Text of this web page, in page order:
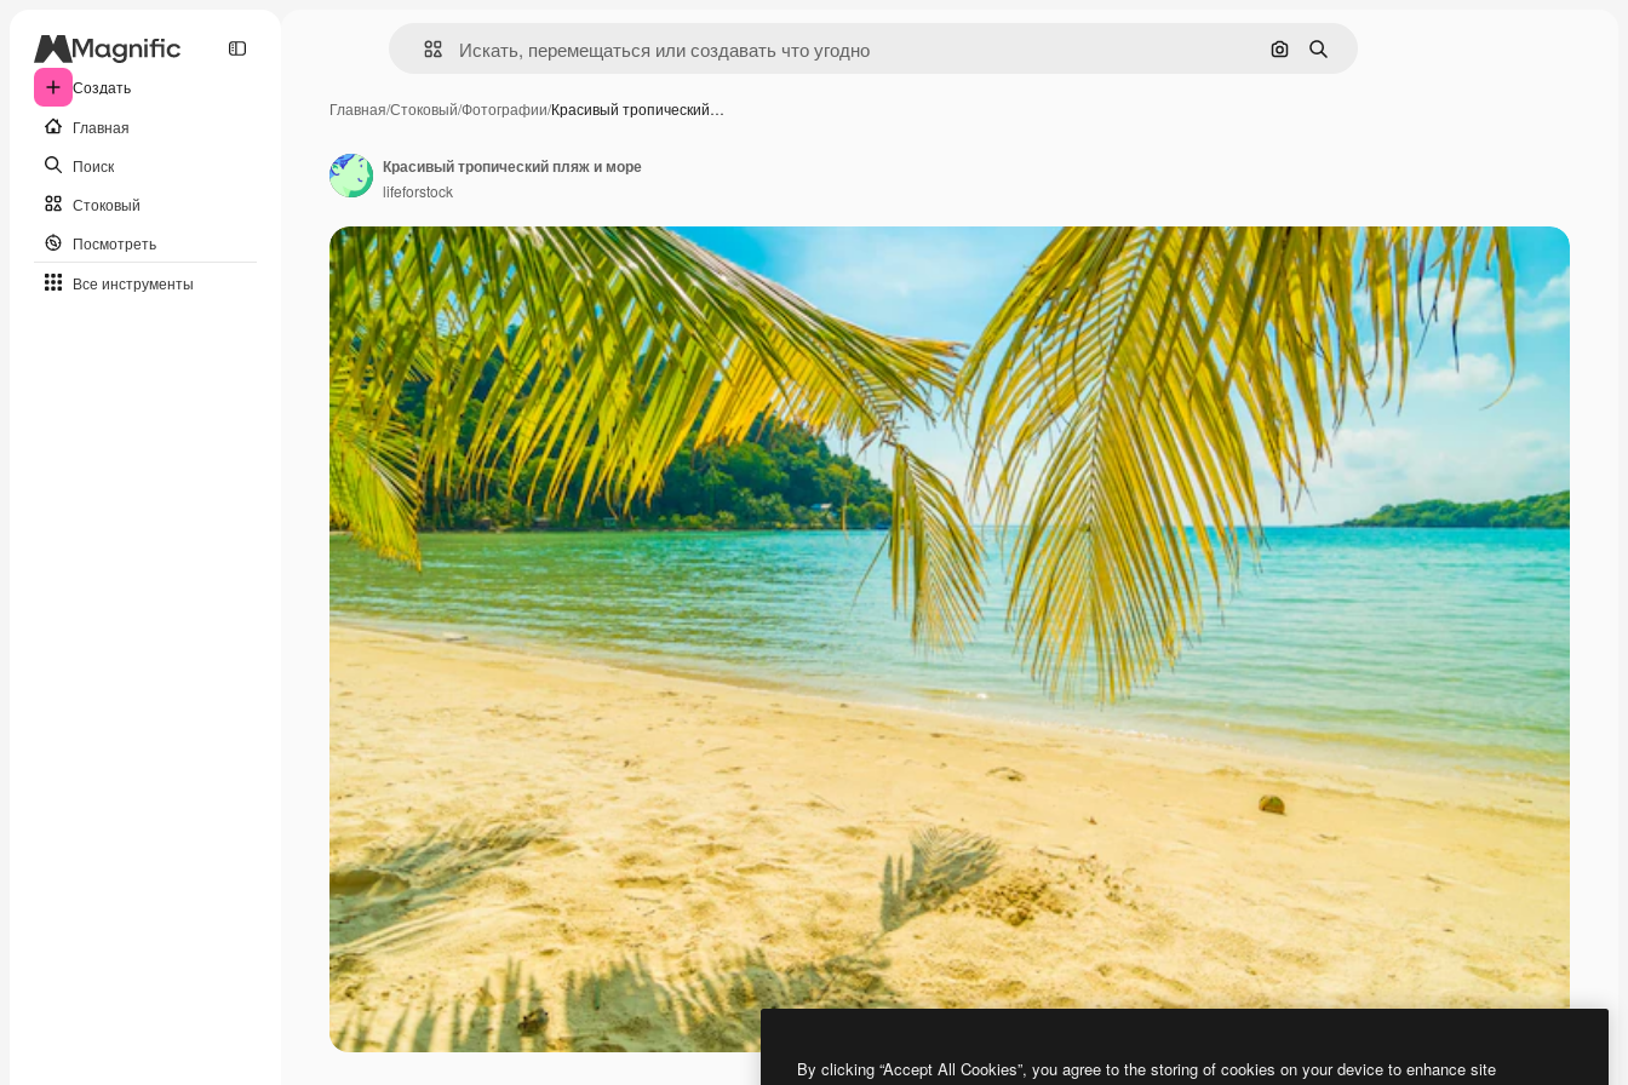
Создать
Главная
Поиск
Стоковый
Посмотреть
Все инструменты
Поиск по изображению
Поиск
Главная/Стоковый/Фотографии/Красивый тропический…
Красивый тропический пляж и море
lifeforstock
By clicking “Accept All Cookies”, you agree to the storing of cookies on your device to enhance site